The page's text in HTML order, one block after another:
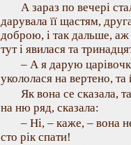
А зараз по вечері
дарувала її щастям,
доброю, і так дальше,
тут і явилася та
– А я дарую
укололася на вертено,
Як вона се сказала,
на ню ряд, сказала:
– Ні, – каже, – вона
сто рік спати!